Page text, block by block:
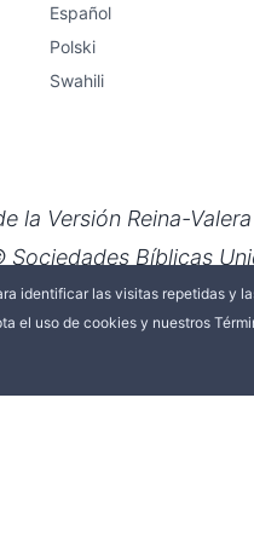
identificar las visitas repetidas y
el uso de cookies y nuestros